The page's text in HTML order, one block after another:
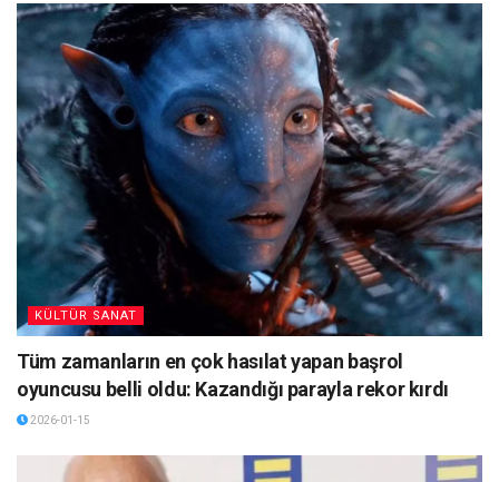
KÜLTÜR SANAT
Tüm zamanların en çok hasılat yapan başrol
oyuncusu belli oldu: Kazandığı parayla rekor kırdı
2026-01-15